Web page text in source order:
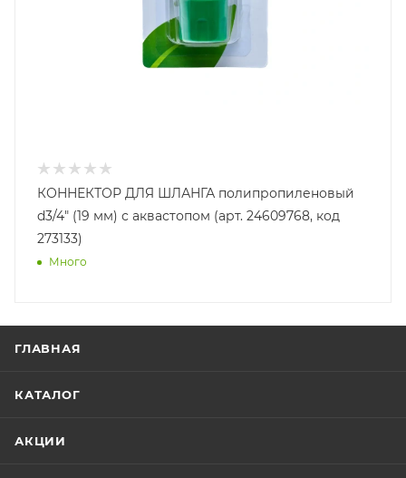
КОННЕКТОР ДЛЯ ШЛАНГА полипропиленовый
d3/4" (19 мм) с аквастопом (арт. 24609768, код
273133)
Много
ГЛАВНАЯ
КАТАЛОГ
АКЦИИ